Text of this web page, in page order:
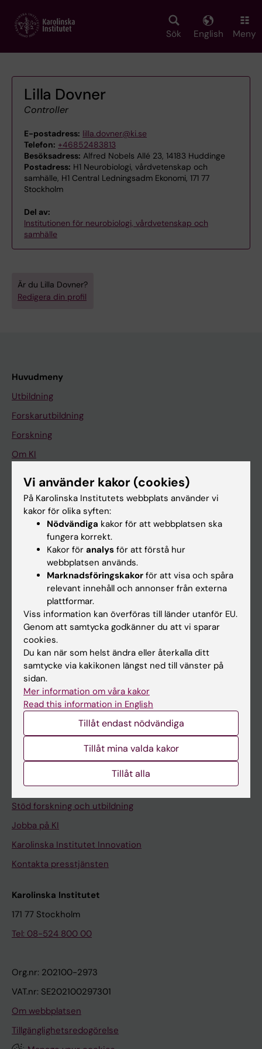
main
Sök English Meny
Lilla Dovner
Controller
E-postadress: lilla.dovner@ki.se
Telefon: +46852483813
Besöksadress: Alfred Nobels Allé 23, 14183 Huddinge
Postadress: H1 Neurobiologi, vårdvetenskap och
samhälle, H1 Central Ledningsadm Ekonomi, 171 77
Stockholm
Del av:
Institutionen för neurobiologi, vårdvetenskap och
samhälle
Är du Lilla Dovner?
Redigera din profil
Huvudmeny
Utbildning
Forskarutbildning
Forskning
Om KI
På gång
Nyheter
Kalender
Schema
Studentmejlen
Kurs- och programwebbar
Student på KI
Medarbetarportalen
Universitetsbiblioteket
Stöd forskning och utbildning
Jobba på KI
Karolinska Institutet Innovation
Kontakta presstjänsten
Karolinska Institutet
171 77 Stockholm
Tel: 08-524 800 00
Org.nr: 202100-2973
VAT.nr: SE202100297301
Om webbplatsen
Tillgänglighetsredogörelse
Vi använder kakor (cookies)
På Karolinska Institutets webbplats använder vi
kakor för olika syften:
Nödvändiga kakor för att webbplatsen ska
fungera korrekt.
Kakor för analys för att förstå hur
webbplatsen används.
Marknadsföringskakor för att visa och spåra
relevant innehåll och annonser från externa
plattformar.
Viss information kan överföras till länder utanför EU.
Genom att samtycka godkänner du att vi sparar
cookies.
Du kan när som helst ändra eller återkalla ditt
samtycke via kakikonen längst ned till vänster på
sidan.
Mer information om våra kakor
Read this information in English
Tillåt endast nödvändiga
Tillåt mina valda kakor
Tillåt alla